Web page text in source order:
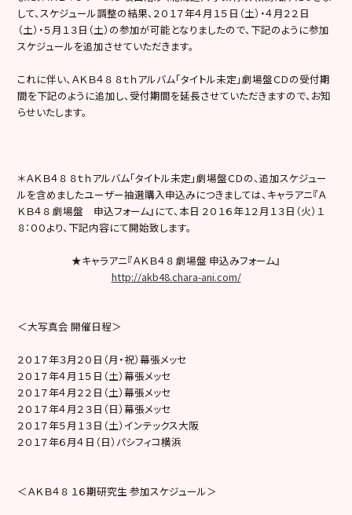
して、スケジュール調整の結果、２０１７年４月１５日（土）・４月２２日
（土）・５月１３日（土）の参加が可能となりましたので、下記のように参加
スケジュールを追加させていただきます。
これに伴い、ＡＫＢ４８ ８ｔｈアルバム「タイトル未定」劇場盤ＣＤの受付期
間を下記のように追加し、受付期間を延長させていただきますので、お知
らせいたします。
＊ＡＫＢ４８ ８ｔｈアルバム「タイトル未定」劇場盤ＣＤの、追加スケジュー
ルを含めましたユーザー抽選購入申込みにつきましては、キャラアニ『Ａ
ＫＢ４８ 劇場盤 申込フォーム』にて、本日 ２０１６年１２月１３日（火）１
８：００より、下記内容にて開始致します。
★キャラアニ『ＡＫＢ４８ 劇場盤 申込みフォーム』
http://akb48.chara-ani.com/
＜大写真会 開催日程＞
２０１７年３月２０日（月・祝）幕張メッセ
２０１７年４月１５日（土）幕張メッセ
２０１７年４月２２日（土）幕張メッセ
２０１７年４月２３日（日）幕張メッセ
２０１７年５月１３日（土）インテックス大阪
２０１７年６月４日（日）パシフィコ横浜
＜ＡＫＢ４８ １６期研究生 参加スケジュール＞